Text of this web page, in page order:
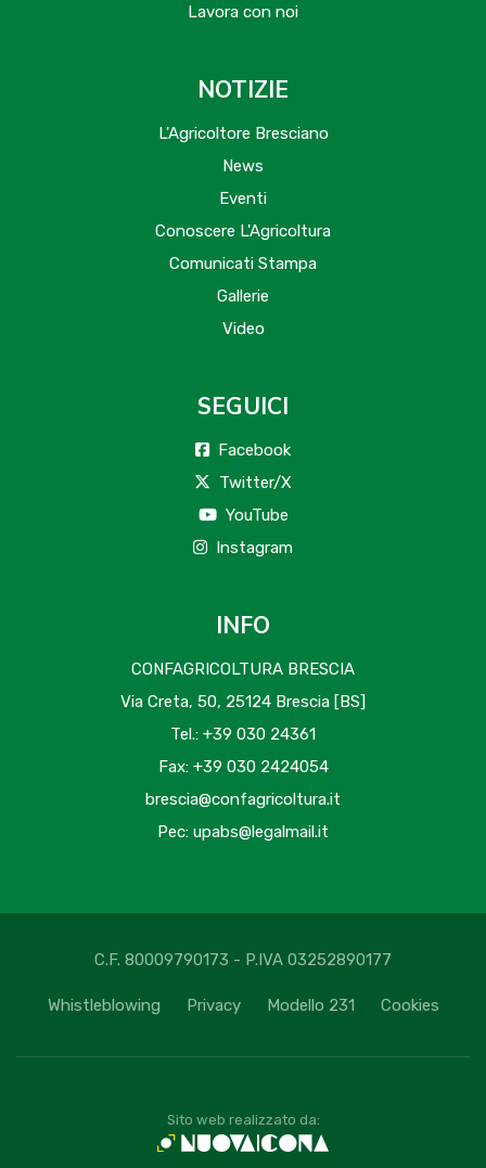
Lavora con noi
NOTIZIE
L'Agricoltore Bresciano
News
Eventi
Conoscere L'Agricoltura
Comunicati Stampa
Gallerie
Video
SEGUICI
Facebook
Twitter/X
YouTube
Instagram
INFO
CONFAGRICOLTURA BRESCIA
Via Creta, 50, 25124 Brescia [BS]
Tel.: +39 030 24361
Fax: +39 030 2424054
brescia@confagricoltura.it
Pec: upabs@legalmail.it
C.F. 80009790173 - P.IVA 03252890177
Whistleblowing Privacy Modello 231 Cookies
Sito web realizzato da: